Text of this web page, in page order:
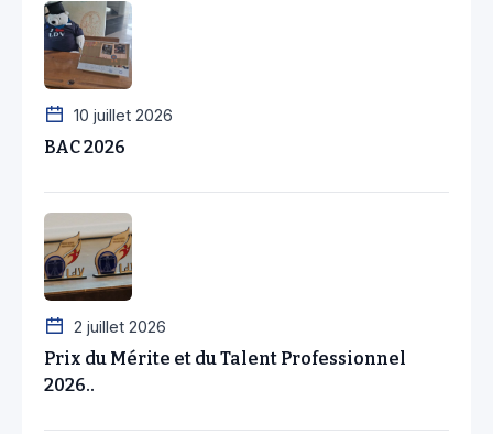
10 juillet 2026
BAC 2026
2 juillet 2026
Prix du Mérite et du Talent Professionnel
2026..